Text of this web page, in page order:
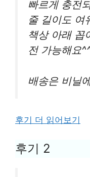
빠르게 충전
줄 길이도 여
책상 아래 꼽
전 가능해요
배송은 비닐
후기 더 읽어보기
후기 2